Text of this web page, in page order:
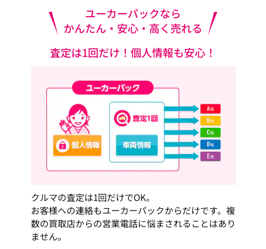
ユーカーパックなら
かんたん・安心・高く売れる
査定は1回だけ！個人情報も安心！
クルマの査定は1回だけでOK。
お客様への連絡もユーカーパックからだけです。複
数の買取店からの営業電話に悩まされることはあり
ません。